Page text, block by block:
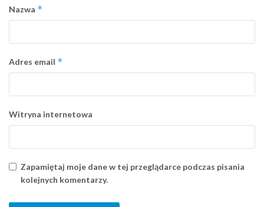
Nazwa *
Adres email *
Witryna internetowa
Zapamiętaj moje dane w tej przeglądarce podczas pisania
kolejnych komentarzy.